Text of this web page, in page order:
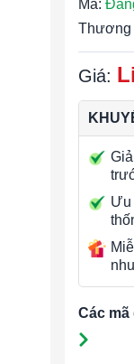
Mã:
Thương
Giá:
Ưu
Các